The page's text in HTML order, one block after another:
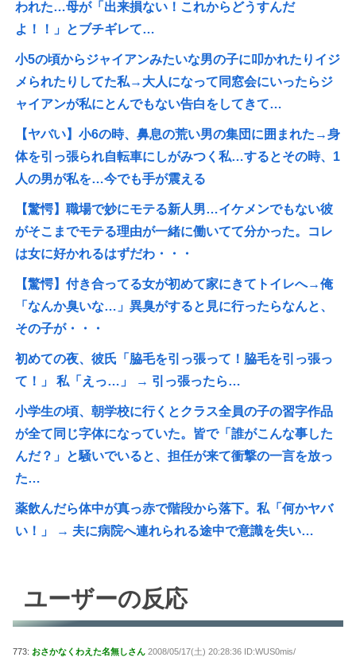
われた…母が「出来損ない！これからどうすんだ
よ！！」とブチギレて…
小5の頃からジャイアンみたいな男の子に叩かれたりイジ
メられたりしてた私→大人になって同窓会にいったらジ
ャイアンが私にとんでもない告白をしてきて…
【ヤバい】小6の時、鼻息の荒い男の集団に囲まれた→身
体を引っ張られ自転車にしがみつく私…するとその時、1
人の男が私を…今でも手が震える
【驚愕】職場で妙にモテる新人男…イケメンでもない彼
がそこまでモテる理由が一緒に働いてて分かった。コレ
は女に好かれるはずだわ・・・
【驚愕】付き合ってる女が初めて家にきてトイレへ→俺
「なんか臭いな…」異臭がすると見に行ったらなんと、
その子が・・・
初めての夜、彼氏「脇毛を引っ張って！脇毛を引っ張っ
て！」 私「えっ…」 → 引っ張ったら…
小学生の頃、朝学校に行くとクラス全員の子の習字作品
が全て同じ字体になっていた。皆で「誰がこんな事した
んだ？」と騒いでいると、担任が来て衝撃の一言を放っ
た…
薬飲んだら体中が真っ赤で階段から落下。私「何かヤバ
い！」 → 夫に病院へ連れられる途中で意識を失い…
ユーザーの反応
773: おさかなくわえた名無しさん 2008/05/17(土) 20:28:36 ID:WUS0mis/